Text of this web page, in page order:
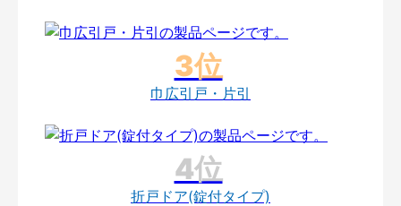
巾広引戸・片引
折戸ドア(錠付タイプ)